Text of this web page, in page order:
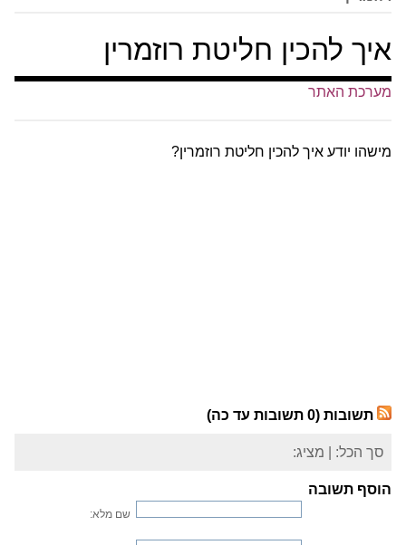
איך להכין חליטת רוזמרין
מערכת האתר
מישהו יודע איך להכין חליטת רוזמרין?
תשובות (0 תשובות עד כה)
סך הכל: | מציג:
הוסף תשובה
שם מלא: